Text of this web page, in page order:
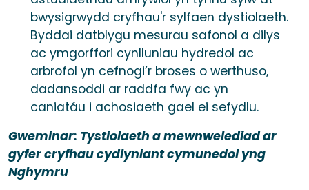
bwysigrwydd cryfhau'r sylfaen dystiolaeth.
Byddai datblygu mesurau safonol a dilys
ac ymgorffori cynlluniau hydredol ac
arbrofol yn cefnogi’r broses o werthuso,
dadansoddi ar raddfa fwy ac yn
caniatáu i achosiaeth gael ei sefydlu.
Gweminar: Tystiolaeth a mewnwelediad ar
gyfer cryfhau cydlyniant cymunedol yng
Nghymru